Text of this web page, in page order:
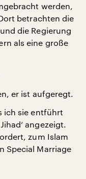
werden,
betrachten die
die Regierung
als eine große
er ist aufgeregt.
ich sie entführt
angezeigt.
zum Islam
Special Marriage